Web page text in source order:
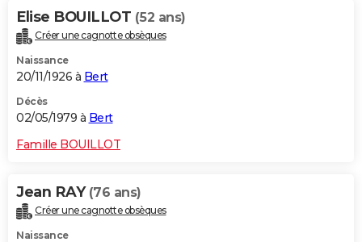
Elise BOUILLOT (52 ans)
Créer une cagnotte obsèques
Naissance
20/11/1926 à Bert
Décès
02/05/1979 à Bert
Famille BOUILLOT
Jean RAY (76 ans)
Créer une cagnotte obsèques
Naissance